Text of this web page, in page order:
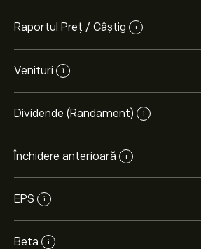
Raportul Preț / Câștig i
Venituri i
Dividende (Randament) i
Închidere anterioară i
EPS i
Beta i